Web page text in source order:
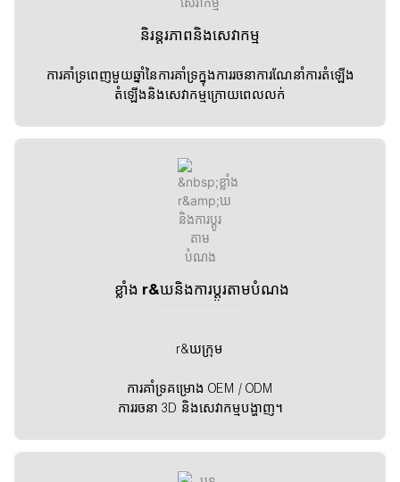
និរន្តរភាពនិងសេវាកម្ម
ការគាំទ្រពេញមួយឆ្នាំនៃការគាំទ្រក្នុងការរចនាការណែនាំការតំឡើង
តំឡើងនិងសេវាកម្មក្រោយពេលលក់
ខ្លាំង r&ឃនិងការប្តូរតាមបំណង
r&ឃក្រុម
ការគាំទ្រគម្រោង OEM / ODM
ការរចនា 3D និងសេវាកម្មបង្ហាញ។